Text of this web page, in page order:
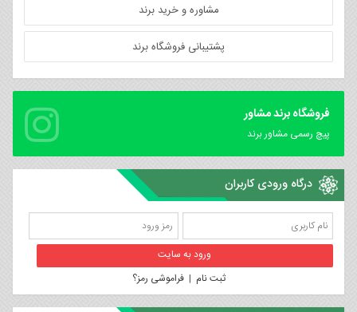
مشاوره و خرید برند
پشتیبانی فروشگاه برند
فروشگاه برند مشاور
پیچ رسمی مشاور برند
درگاه ورودی کاربران
ثبت نام |فراموشی رمز؟